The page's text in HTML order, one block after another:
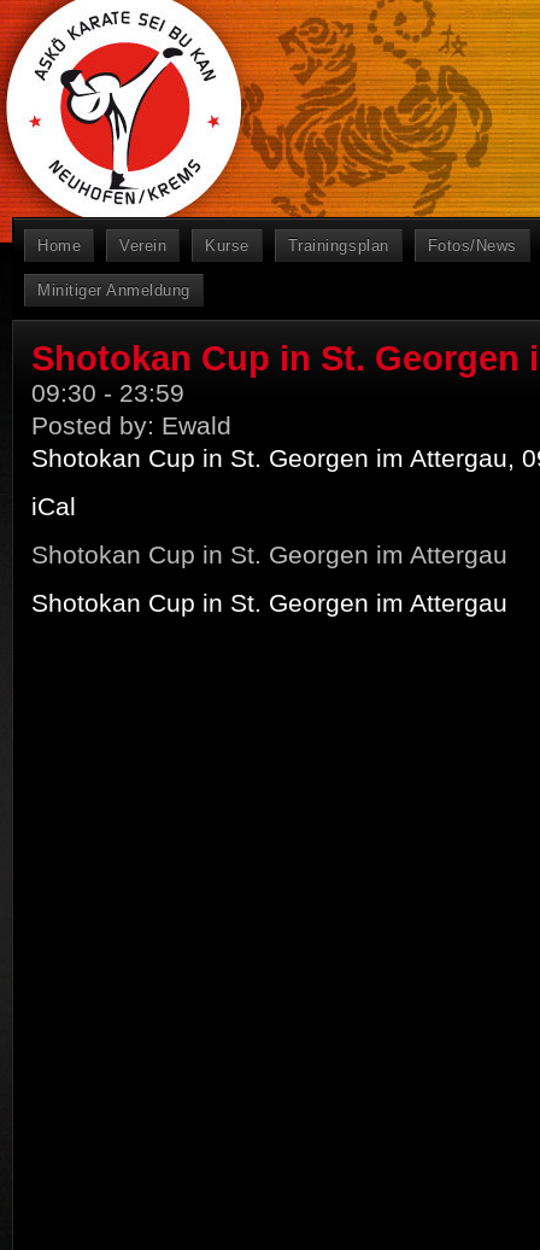
Home Verein Kurse Trainingsplan Fotos/News
Minitiger Anmeldung
Shotokan Cup in St. Georgen
09:30 - 23:59
Posted by: Ewald
Shotokan Cup in St. Georgen im Attergau,
iCal
Shotokan Cup in St. Georgen im Attergau
Shotokan Cup in St. Georgen im Attergau